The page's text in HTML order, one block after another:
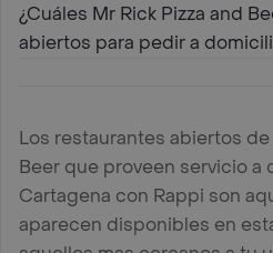
¿Cuáles Mr Rick Pizza and
abiertos para pedir a
Los restaurantes abiertos de
Beer que proveen servicio a
Cartagena con Rappi son
aparecen disponibles en